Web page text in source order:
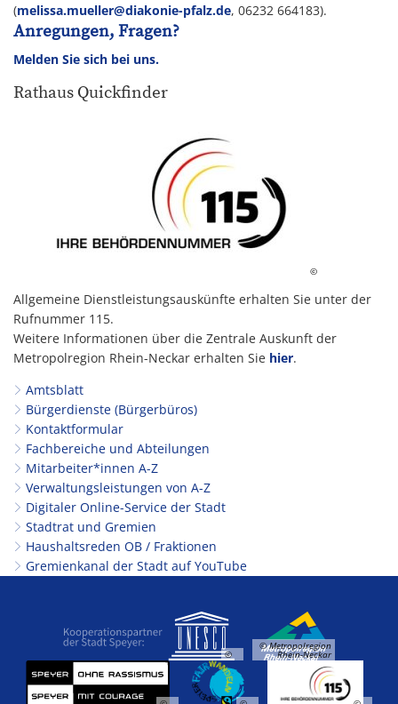
(melissa.mueller@diakonie-pfalz.de, 06232 664183).
Anregungen, Fragen?
Melden Sie sich bei uns.
Rathaus Quickfinder
©
Allgemeine Dienstleistungsauskünfte erhalten Sie unter der
Rufnummer 115.
Weitere Informationen über die Zentrale Auskunft der
Metropolregion Rhein-Neckar erhalten Sie hier.
Amtsblatt
Bürgerdienste (Bürgerbüros)
Kontaktformular
Fachbereiche und Abteilungen
Mitarbeiter*innen A-Z
Verwaltungsleistungen von A-Z
Digitaler Online-Service der Stadt
Stadtrat und Gremien
Haushaltsreden OB / Fraktionen
Gremienkanal der Stadt auf YouTube
©
© Metropolregion
Rhein-Neckar